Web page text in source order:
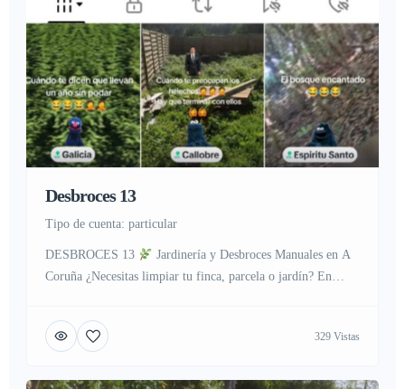
Desbroces 13
tipo de cuenta: particular
DESBROCES 13
Jardinería y Desbroces Manuales en A
Coruña ¿Necesitas limpiar tu finca, parcela o jardín? En
económico en toda el área de A Coruña.
manuales y mecánicos
Limpieza de parcelas y solares329 Vistas